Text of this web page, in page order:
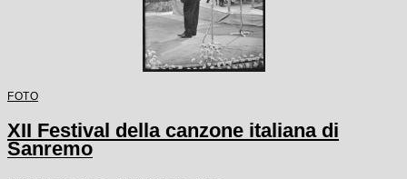
FOTO
XII Festival della canzone italiana di
Sanremo